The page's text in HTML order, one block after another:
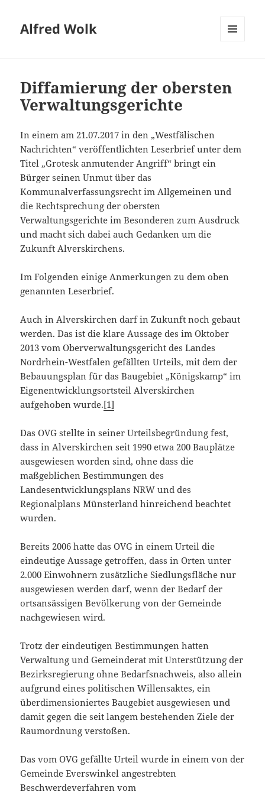
Alfred Wolk
Diffamierung der obersten
Verwaltungsgerichte
In einem am 21.07.2017 in den „Westfälischen
Nachrichten“ veröffentlichten Leserbrief unter dem
Titel „Grotesk anmutender Angriff“ bringt ein
Bürger seinen Unmut über das
Kommunalverfassungsrecht im Allgemeinen und
die Rechtsprechung der obersten
Verwaltungsgerichte im Besonderen zum Ausdruck
und macht sich dabei auch Gedanken um die
Zukunft Alverskirchens.
Im Folgenden einige Anmerkungen zu dem oben
genannten Leserbrief.
Auch in Alverskirchen darf in Zukunft noch gebaut
werden. Das ist die klare Aussage des im Oktober
2013 vom Oberverwaltungsgericht des Landes
Nordrhein-Westfalen gefällten Urteils, mit dem der
Bebauungsplan für das Baugebiet „Königskamp“ im
Eigenentwicklungsortsteil Alverskirchen
aufgehoben wurde.[1]
Das OVG stellte in seiner Urteilsbegründung fest,
dass in Alverskirchen seit 1990 etwa 200 Bauplätze
ausgewiesen worden sind, ohne dass die
maßgeblichen Bestimmungen des
Landesentwicklungsplans NRW und des
Regionalplans Münsterland hinreichend beachtet
wurden.
Bereits 2006 hatte das OVG in einem Urteil die
eindeutige Aussage getroffen, dass in Orten unter
2.000 Einwohnern zusätzliche Siedlungsfläche nur
ausgewiesen werden darf, wenn der Bedarf der
ortsansässigen Bevölkerung von der Gemeinde
nachgewiesen wird.
Trotz der eindeutigen Bestimmungen hatten
Verwaltung und Gemeinderat mit Unterstützung der
Bezirksregierung ohne Bedarfsnachweis, also allein
aufgrund eines politischen Willensaktes, ein
überdimensioniertes Baugebiet ausgewiesen und
damit gegen die seit langem bestehenden Ziele der
Raumordnung verstoßen.
Das vom OVG gefällte Urteil wurde in einem von der
Gemeinde Everswinkel angestrebten
Beschwerdeverfahren vom